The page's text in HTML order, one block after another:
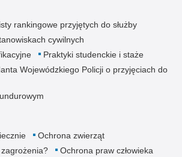
rankingowe przyjętych do służby
cywilnych
Praktyki studenckie i staże
Wojewódzkiego Policji o przyjęciach do
Ochrona zwierząt
Ochrona praw człowieka